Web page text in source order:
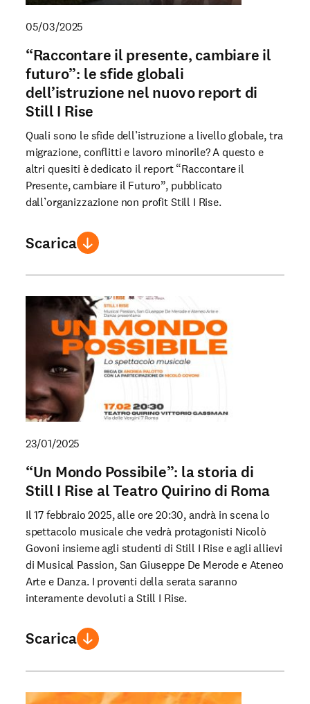
05/03/2025
“Raccontare il presente, cambiare il
futuro”: le sfide globali
dell’istruzione nel nuovo report di
Still I Rise
Quali sono le sfide dell’istruzione a livello globale, tra
migrazione, conflitti e lavoro minorile? A questo e
altri quesiti è dedicato il report “Raccontare il
Presente, cambiare il Futuro”, pubblicato
dall’organizzazione non profit Still I Rise.
Scarica
23/01/2025
“Un Mondo Possibile”: la storia di
Still I Rise al Teatro Quirino di Roma
Il 17 febbraio 2025, alle ore 20:30, andrà in scena lo
spettacolo musicale che vedrà protagonisti Nicolò
Govoni insieme agli studenti di Still I Rise e agli allievi
di Musical Passion, San Giuseppe De Merode e Ateneo
Arte e Danza. I proventi della serata saranno
interamente devoluti a Still I Rise.
Scarica